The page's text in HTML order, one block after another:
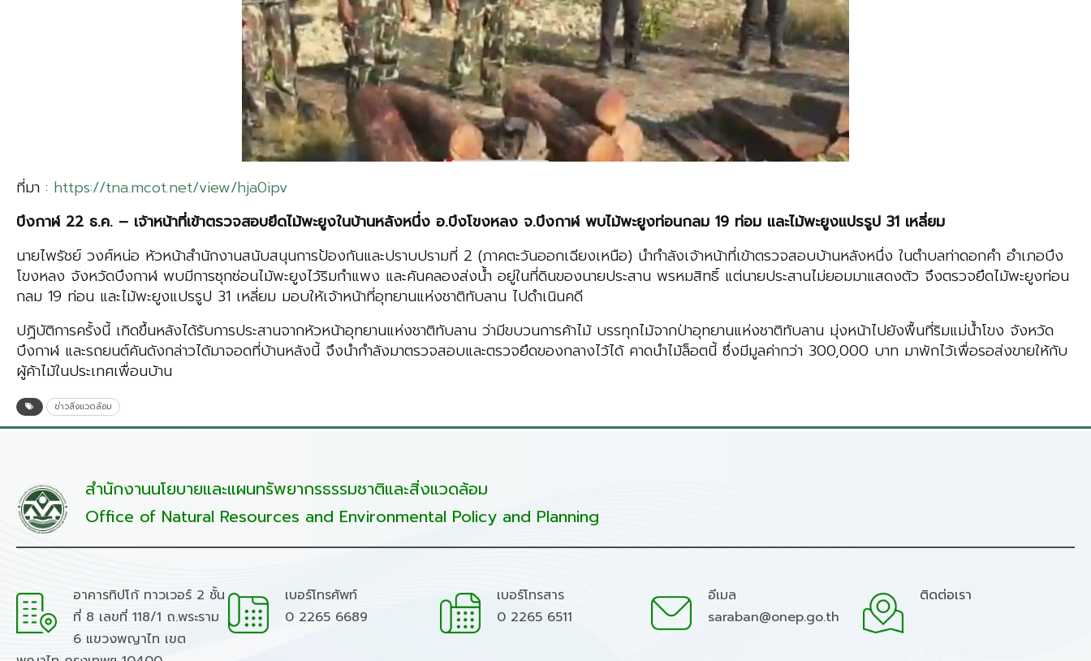
ที่มา : https://tna.mcot.net/view/hja0ipv
บึงกาฬ 22 ธ.ค. – เจ้าหน้าที่เข้าตรวจสอบยึดไม้พะยูงในบ้านหลังหนึ่ง อ.บึงโขงหลง จ.บึงกาฬ พบไม้พะยูงท่อนกลม 19 ท่อม และไม้พะยูงแปรรูป 31 เหลี่ยม
นายไพรัชย์ วงศ์หน่อ หัวหน้าสำนักงานสนับสนุนการป้องกันและปราบปรามที่ 2 (ภาคตะวันออกเฉียงเหนือ) นำกำลังเจ้าหน้าที่เข้าตรวจสอบบ้านหลังหนึ่ง ในตำบลท่าดอกคำ อำเภอบึง
โขงหลง จังหวัดบึงกาฬ พบมีการซุกซ่อนไม้พะยูงไว้ริมกำแพง และคันคลองส่งน้ำ อยู่ในที่ดินของนายประสาน พรหมสิทธิ์ แต่นายประสานไม่ยอมมาแสดงตัว จึงตรวจยึดไม้พะยูงท่อน
กลม 19 ท่อน และไม้พะยูงแปรรูป 31 เหลี่ยม มอบให้เจ้าหน้าที่อุทยานแห่งชาติทับลาน ไปดำเนินคดี
ปฏิบัติการครั้งนี้ เกิดขึ้นหลังได้รับการประสานจากหัวหน้าอุทยานแห่งชาติทับลาน ว่ามีขบวนการค้าไม้ บรรทุกไม้จากป่าอุทยานแห่งชาติทับลาน มุ่งหน้าไปยังพื้นที่ริมแม่น้ำโขง จังหวัด
บึงกาฬ และรถยนต์คันดังกล่าวได้มาจอดที่บ้านหลังนี้ จึงนำกำลังมาตรวจสอบและตรวจยึดของกลางไว้ได้ คาดนำไม้ล็อตนี้ ซึ่งมีมูลค่ากว่า 300,000 บาท มาพักไว้เพื่อรอส่งขายให้กับ
ผู้ค้าไม้ในประเทศเพื่อนบ้าน
ข่าวสิ่งแวดล้อม
สำนักงานนโยบายและแผนทรัพยากรธรรมชาติและสิ่งแวดล้อม
Office of Natural Resources and Environmental Policy and Planning
อาคารทิปโก้ ทาวเวอร์ 2 ชั้น
ที่ 8 เลขที่ 118/1 ถ.พระราม
6 แขวงพญาไท เขต
เบอร์โทรศัพท์
0 2265 6689
เบอร์โทรสาร
0 2265 6511
อีเมล
saraban@onep.go.th
ติดต่อเรา